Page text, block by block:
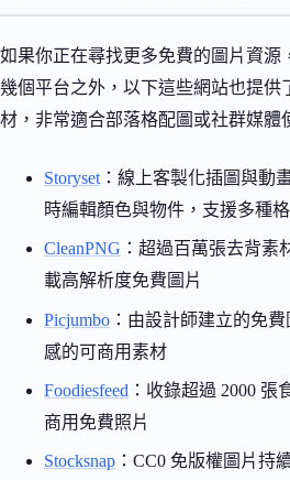
如果你正在尋找更多免費的圖片資源
幾個平台之外，以下這些網站也提供
材，非常適合部落格配圖或社群媒體
Storyset ：線上客製化插圖與動
時編輯顏色與物件，支援多種
CleanPNG ：超過百萬張去背素
載高解析度免費圖片
Picjumbo ：由設計師建立的免
感的可商用素材
Foodiesfeed ：收錄超過 2000 張
商用免費照片
Stocksnap ：CC0 免版權圖片持